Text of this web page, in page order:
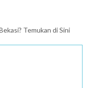
Temukan di Sini